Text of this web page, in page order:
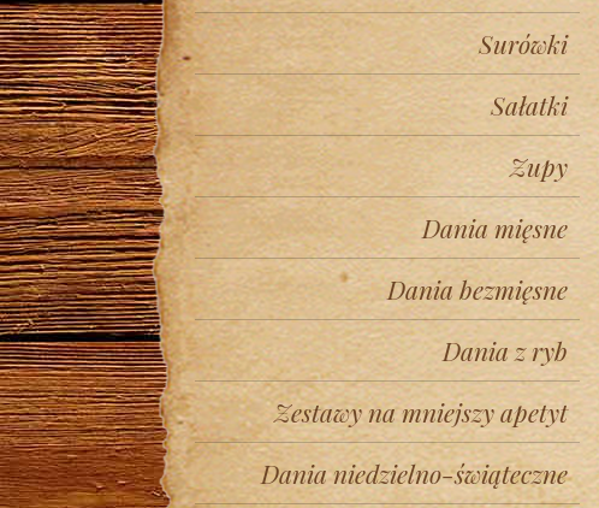
Surówki
Sałatki
Zupy
Dania mięsne
Dania bezmięsne
Dania z ryb
Zestawy na mniejszy apetyt
Dania niedzielno-świąteczne